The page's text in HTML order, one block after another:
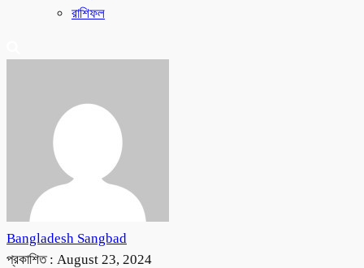
রাশিফল
Bangladesh Sangbad
প্রকাশিত : August 23, 2024